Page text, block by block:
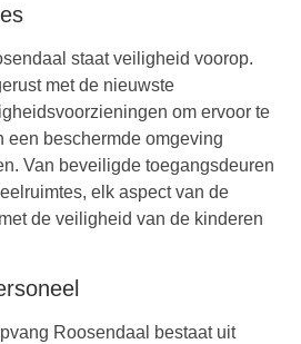
staat veiligheid voorop.
met de nieuwste
om ervoor te
een beschermde omgeving
Van beveiligde toegangsdeuren
elk aspect van de
de veiligheid van de kinderen
Roosendaal bestaat uit